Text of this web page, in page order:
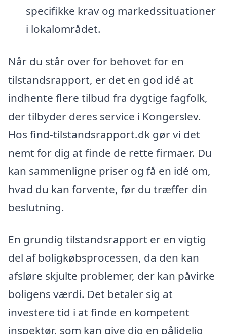
specifikke krav og markedssituationer
i lokalområdet.
Når du står over for behovet for en
tilstandsrapport, er det en god idé at
indhente flere tilbud fra dygtige fagfolk,
der tilbyder deres service i Kongerslev.
Hos find-tilstandsrapport.dk gør vi det
nemt for dig at finde de rette firmaer. Du
kan sammenligne priser og få en idé om,
hvad du kan forvente, før du træffer din
beslutning.
En grundig tilstandsrapport er en vigtig
del af boligkøbsprocessen, da den kan
afsløre skjulte problemer, der kan påvirke
boligens værdi. Det betaler sig at
investere tid i at finde en kompetent
inspektør, som kan give dig en pålidelig